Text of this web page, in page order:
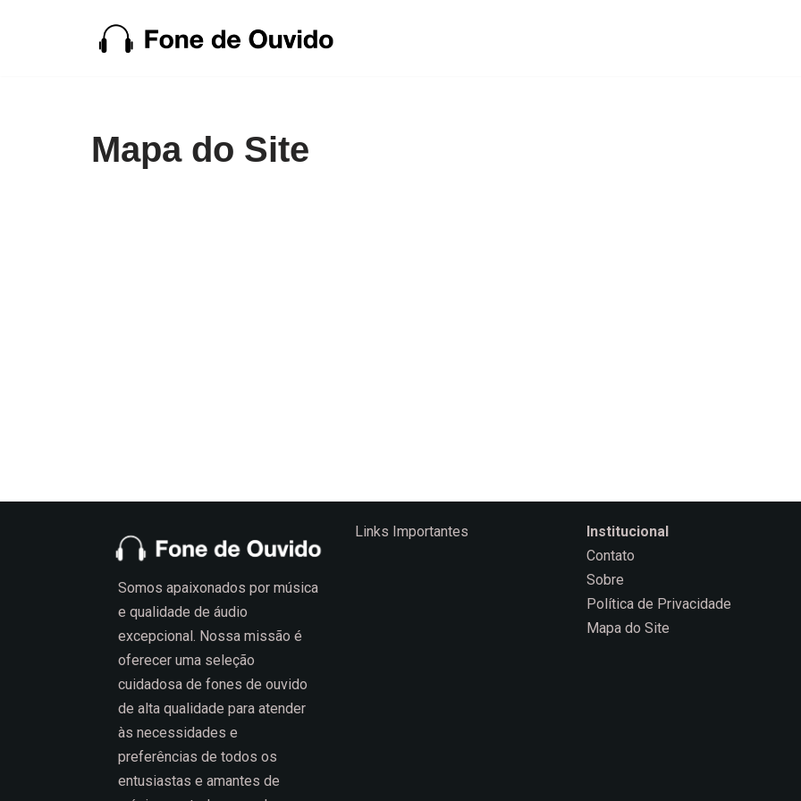
Mapa do Site
Somos apaixonados por música
e qualidade de áudio
excepcional. Nossa missão é
oferecer uma seleção
cuidadosa de fones de ouvido
de alta qualidade para atender
às necessidades e
preferências de todos os
entusiastas e amantes de
Links Importantes
Institucional
Contato
Sobre
Política de Privacidade
Mapa do Site